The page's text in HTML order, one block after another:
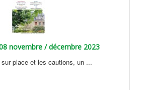
novembre / décembre 2023
place et les cautions, un ...